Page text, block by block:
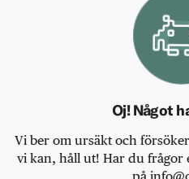
Oj! Något
Vi ber om ursäkt och
vi kan, håll ut! Har du frågor